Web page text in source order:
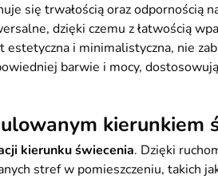
się trwałością oraz odpornością
dzięki czemu z łatwością
i minimalistyczna, nie
barwie i mocy,
kierunkiem
kierunku świecenia. Dzięki
stref w pomieszczeniu, takich